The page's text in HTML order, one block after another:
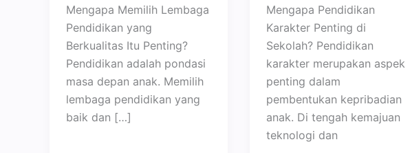
Mengapa Memilih Lembaga
Pendidikan yang
Berkualitas Itu Penting?
Pendidikan adalah pondasi
masa depan anak. Memilih
lembaga pendidikan yang
baik dan […]
Mengapa Pendidikan
Karakter Penting di
Sekolah? Pendidikan
karakter merupakan aspek
penting dalam
pembentukan kepribadian
anak. Di tengah kemajuan
teknologi dan